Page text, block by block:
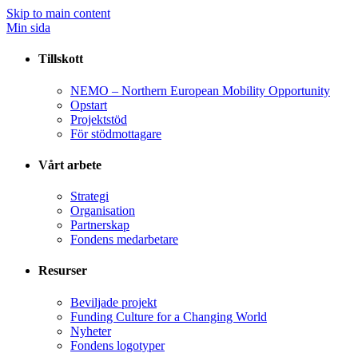
Skip to main content
Min sida
Tillskott
NEMO – Northern European Mobility Opportunity
Opstart
Projektstöd
För stödmottagare
Vårt arbete
Strategi
Organisation
Partnerskap
Fondens medarbetare
Resurser
Beviljade projekt
Funding Culture for a Changing World
Nyheter
Fondens logotyper